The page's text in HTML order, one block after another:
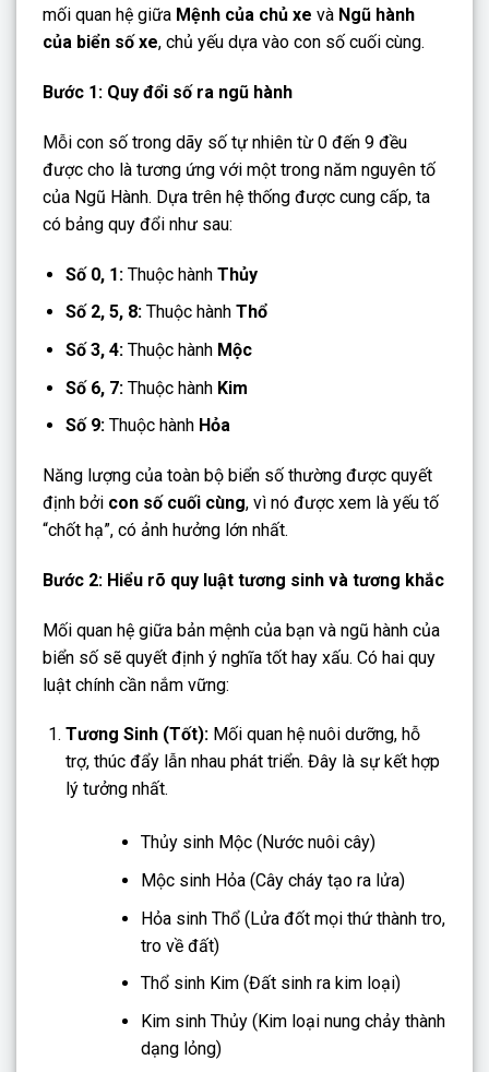
mối quan hệ giữa Mệnh của chủ xe và Ngũ hành
của biển số xe, chủ yếu dựa vào con số cuối cùng.
Bước 1: Quy đổi số ra ngũ hành
Mỗi con số trong dãy số tự nhiên từ 0 đến 9 đều
được cho là tương ứng với một trong năm nguyên tố
của Ngũ Hành. Dựa trên hệ thống được cung cấp, ta
có bảng quy đổi như sau:
Số 0, 1:Thuộc hành Thủy
Số 2, 5, 8:Thuộc hành Thổ
Số 3, 4:Thuộc hành Mộc
Số 6, 7:Thuộc hành Kim
Số 9:Thuộc hành Hỏa
Năng lượng của toàn bộ biển số thường được quyết
định bởi con số cuối cùng, vì nó được xem là yếu tố
“chốt hạ”, có ảnh hưởng lớn nhất.
Bước 2: Hiểu rõ quy luật tương sinh và tương khắc
Mối quan hệ giữa bản mệnh của bạn và ngũ hành của
biển số sẽ quyết định ý nghĩa tốt hay xấu. Có hai quy
luật chính cần nắm vững:
Tương Sinh (Tốt):Mối quan hệ nuôi dưỡng, hỗ
trợ, thúc đẩy lẫn nhau phát triển. Đây là sự kết hợp
lý tưởng nhất.
Thủy sinh Mộc (Nước nuôi cây)
Mộc sinh Hỏa (Cây cháy tạo ra lửa)
Hỏa sinh Thổ (Lửa đốt mọi thứ thành tro,
tro về đất)
Thổ sinh Kim (Đất sinh ra kim loại)
Kim sinh Thủy (Kim loại nung chảy thành
dạng lỏng)